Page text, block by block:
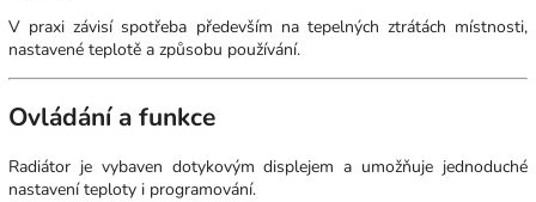
V praxi závisí spotřeba především na tepelných ztrátách místnosti,
nastavené teplotě a způsobu používání.
Ovládání a funkce
Radiátor je vybaven dotykovým displejem a umožňuje jednoduché
nastavení teploty i programování.